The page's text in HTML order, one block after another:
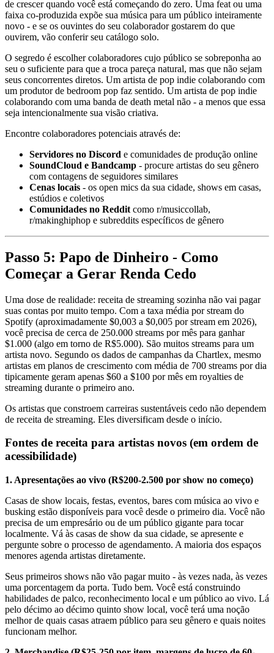
de crescer quando você está começando do zero. Uma feat ou uma
faixa co-produzida expõe sua música para um público inteiramente
novo - e se os ouvintes do seu colaborador gostarem do que
ouvirem, vão conferir seu catálogo solo.
O segredo é escolher colaboradores cujo público se sobreponha ao
seu o suficiente para que a troca pareça natural, mas que não sejam
seus concorrentes diretos. Um artista de pop indie colaborando com
um produtor de bedroom pop faz sentido. Um artista de pop indie
colaborando com uma banda de death metal não - a menos que essa
seja intencionalmente sua visão criativa.
Encontre colaboradores potenciais através de:
Servidores no Discord e comunidades de produção online
SoundCloud e Bandcamp - procure artistas do seu gênero
com contagens de seguidores similares
Cenas locais - os open mics da sua cidade, shows em casas,
estúdios e coletivos
Comunidades no Reddit como r/musiccollab,
r/makinghiphop e subreddits específicos de gênero
Passo 5: Papo de Dinheiro - Como
Começar a Gerar Renda Cedo
Uma dose de realidade: receita de streaming sozinha não vai pagar
suas contas por muito tempo. Com a taxa média por stream do
Spotify (aproximadamente $0,003 a $0,005 por stream em 2026),
você precisa de cerca de 250.000 streams por mês para ganhar
$1.000 (algo em torno de R$5.000). São muitos streams para um
artista novo. Segundo os dados de campanhas da Chartlex, mesmo
artistas em planos de crescimento com média de 700 streams por dia
tipicamente geram apenas $60 a $100 por mês em royalties de
streaming durante o primeiro ano.
Os artistas que constroem carreiras sustentáveis cedo não dependem
de receita de streaming. Eles diversificam desde o início.
Fontes de receita para artistas novos (em ordem de
acessibilidade)
1. Apresentações ao vivo (R$200-2.500 por show no começo)
Casas de show locais, festas, eventos, bares com música ao vivo e
busking estão disponíveis para você desde o primeiro dia. Você não
precisa de um empresário ou de um público gigante para tocar
localmente. Vá às casas de show da sua cidade, se apresente e
pergunte sobre o processo de agendamento. A maioria dos espaços
menores agenda artistas diretamente.
Seus primeiros shows não vão pagar muito - às vezes nada, às vezes
uma porcentagem da porta. Tudo bem. Você está construindo
habilidades de palco, reconhecimento local e um público ao vivo. Lá
pelo décimo ao décimo quinto show local, você terá uma noção
melhor de quais casas atraem público para seu gênero e quais noites
funcionam melhor.